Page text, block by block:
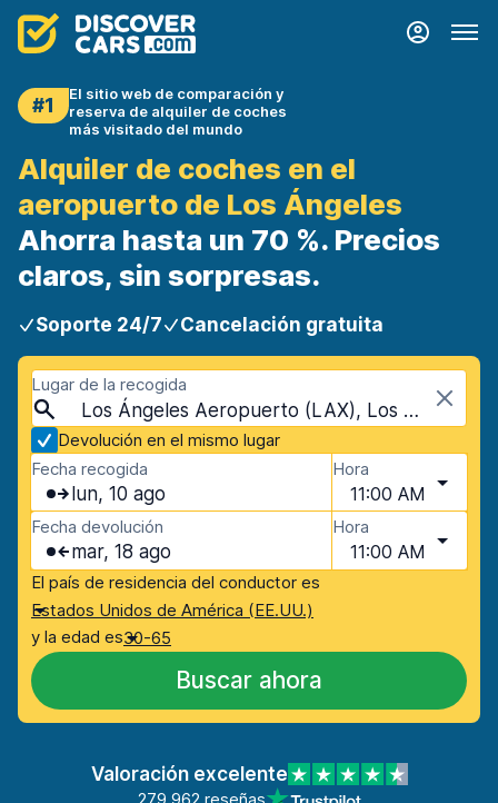
#1
El sitio web de comparación y
reserva de alquiler de coches
más visitado del mundo
Alquiler de coches en el
aeropuerto de Los Ángeles
Ahorra hasta un 70 %. Precios
claros, sin sorpresas.
Soporte 24/7 Cancelación gratuita
Lugar de la recogida
Los Ángeles Aeropuerto (LAX), Los Ángeles, Estados Unidos - California
Devolución en el mismo lugar
Fecha recogida
lun, 10 ago
Hora
11:00 AM
Fecha devolución
mar, 18 ago
Hora
11:00 AM
El país de residencia del conductor es
Estados Unidos de América (EE.UU.)
y la edad es30-65
Buscar ahora
Valoración excelente